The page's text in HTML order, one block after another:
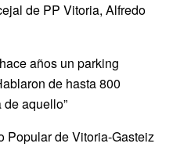
de PP Vitoria, Alfredo
años un parking
de hasta 800
aquello”
Popular de Vitoria-Gasteiz